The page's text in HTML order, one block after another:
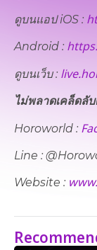
ดูบนแอป iOS :
Android :
ดูบนเว็บ​ :
ไม่พลาดเคล็ดลั
Horoworld :
Line :
Website :